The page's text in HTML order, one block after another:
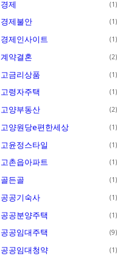
경제 1
경제불안 1
경제인사이트 1
계약결혼 2
고금리상품 1
고령자주택 1
고양부동산 2
고양원당e편한세상 1
고윤정스타일 1
고촌읍아파트 1
골든골 1
공공기숙사 1
공공분양주택 1
공공임대주택 9
공공임대청약 1